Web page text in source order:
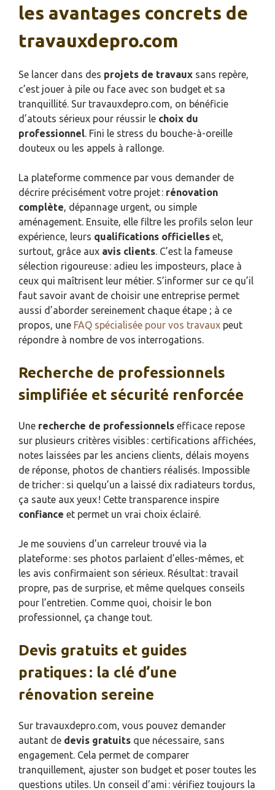
les avantages concrets de
travauxdepro.com
Se lancer dans des projets de travaux sans repère,
c’est jouer à pile ou face avec son budget et sa
tranquillité. Sur travauxdepro.com, on bénéficie
d’atouts sérieux pour réussir le choix du
professionnel. Fini le stress du bouche-à-oreille
douteux ou les appels à rallonge.
La plateforme commence par vous demander de
décrire précisément votre projet : rénovation
complète, dépannage urgent, ou simple
aménagement. Ensuite, elle filtre les profils selon leur
expérience, leurs qualifications officielles et,
surtout, grâce aux avis clients. C’est la fameuse
sélection rigoureuse : adieu les imposteurs, place à
ceux qui maîtrisent leur métier. S’informer sur ce qu’il
faut savoir avant de choisir une entreprise permet
aussi d’aborder sereinement chaque étape ; à ce
propos, une FAQ spécialisée pour vos travaux peut
répondre à nombre de vos interrogations.
Recherche de professionnels
simplifiée et sécurité renforcée
Une recherche de professionnels efficace repose
sur plusieurs critères visibles : certifications affichées,
notes laissées par les anciens clients, délais moyens
de réponse, photos de chantiers réalisés. Impossible
de tricher : si quelqu’un a laissé dix radiateurs tordus,
ça saute aux yeux ! Cette transparence inspire
confiance et permet un vrai choix éclairé.
Je me souviens d’un carreleur trouvé via la
plateforme : ses photos parlaient d’elles-mêmes, et
les avis confirmaient son sérieux. Résultat : travail
propre, pas de surprise, et même quelques conseils
pour l’entretien. Comme quoi, choisir le bon
professionnel, ça change tout.
Devis gratuits et guides
pratiques : la clé d’une
rénovation sereine
Sur travauxdepro.com, vous pouvez demander
autant de devis gratuits que nécessaire, sans
engagement. Cela permet de comparer
tranquillement, ajuster son budget et poser toutes les
questions utiles. Un conseil d’ami : vérifiez toujours la